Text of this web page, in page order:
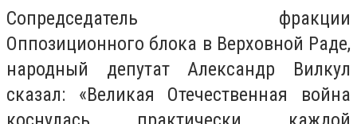
Сопредседатель фракции
Оппозиционного блока в Верховной Раде,
народный депутат Александр Вилкул
сказал: «Великая Отечественная война